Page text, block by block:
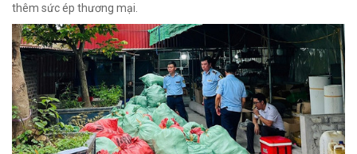
thêm sức ép thương mại.